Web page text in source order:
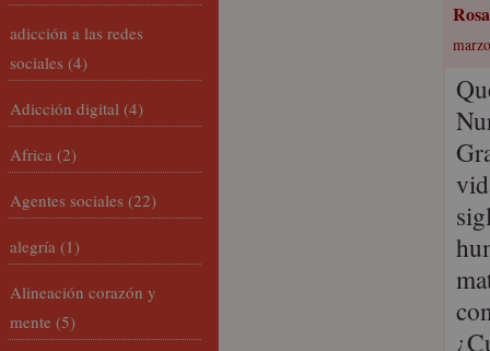
adicción a las redes
sociales (4)
Adicción digital (4)
Africa (2)
Agentes sociales (22)
alegría (1)
Alineación corazón y
mente (5)